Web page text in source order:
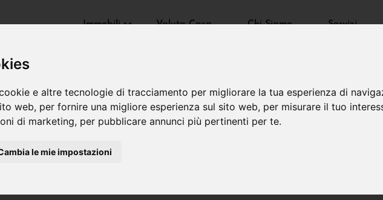
e altre tecnologie di tracciamento per migliorare la tua esperienza di
web, per fornire una migliore esperienza sul sito web, per misurare il tuo
di marketing, per pubblicare annunci più pertinenti per te.
le mie impostazioni
Immobili Valuta Casa Chi Siamo Servizi